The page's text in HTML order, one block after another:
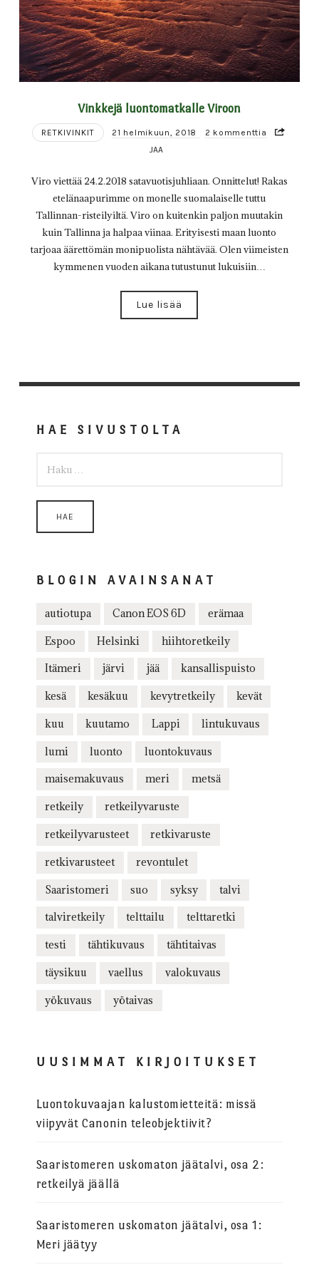
Vinkkejä luontomatkalle Viroon
RETKIVINKIT 21 helmikuun, 2018
2 kommenttia
JAA
Viro viettää 24.2.2018 satavuotisjuhliaan. Onnittelut! Rakas
etelänaapurimme on monelle suomalaiselle tuttu
Tallinnan-risteilyiltä. Viro on kuitenkin paljon muutakin
kuin Tallinna ja halpaa viinaa. Erityisesti maan luonto
tarjoaa äärettömän monipuolista nähtävää. Olen viimeisten
kymmenen vuoden aikana tutustunut lukuisiin…
Lue lisää
HAE SIVUSTOLTA
BLOGIN AVAINSANAT
autiotupa Canon EOS 6D erämaa
Espoo Helsinki hiihtoretkeily
Itämeri järvi jää kansallispuisto
kesä kesäkuu kevytretkeily kevät
kuu kuutamo Lappi lintukuvaus
lumi luonto luontokuvaus
maisemakuvaus meri metsä
retkeily retkeilyvaruste
retkeilyvarusteet retkivaruste
retkivarusteet revontulet
Saaristomeri suo syksy talvi
talviretkeily telttailu telttaretki
testi tähtikuvaus tähtitaivas
täysikuu vaellus valokuvaus
yökuvaus yötaivas
UUSIMMAT KIRJOITUKSET
Luontokuvaajan kalustomietteitä: missä
viipyvät Canonin teleobjektiivit?
Saaristomeren uskomaton jäätalvi, osa 2:
retkeilyä jäällä
Saaristomeren uskomaton jäätalvi, osa 1:
Meri jäätyy